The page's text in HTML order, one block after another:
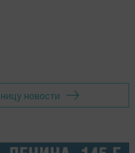
новости